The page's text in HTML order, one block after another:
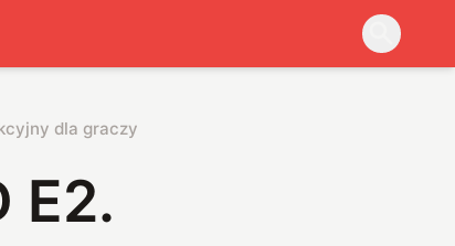
dla graczy
E2.